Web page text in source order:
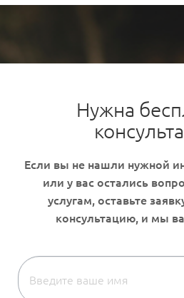
Нужна